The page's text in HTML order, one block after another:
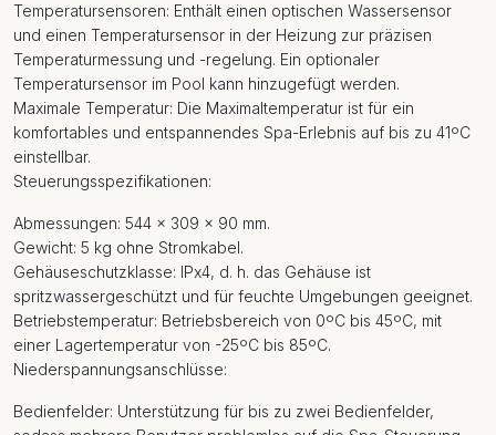
Temperatursensoren: Enthält einen optischen Wassersensor
und einen Temperatursensor in der Heizung zur präzisen
Temperaturmessung und -regelung. Ein optionaler
Temperatursensor im Pool kann hinzugefügt werden.
Maximale Temperatur: Die Maximaltemperatur ist für ein
komfortables und entspannendes Spa-Erlebnis auf bis zu 41ºC
einstellbar.
Steuerungsspezifikationen:
Abmessungen: 544 x 309 x 90 mm.
Gewicht: 5 kg ohne Stromkabel.
Gehäuseschutzklasse: IPx4, d. h. das Gehäuse ist
spritzwassergeschützt und für feuchte Umgebungen geeignet.
Betriebstemperatur: Betriebsbereich von 0ºC bis 45ºC, mit
einer Lagertemperatur von -25ºC bis 85ºC.
Niederspannungsanschlüsse:
Bedienfelder: Unterstützung für bis zu zwei Bedienfelder,